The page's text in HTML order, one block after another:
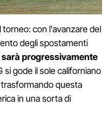
con l'avanzare del
degli spostamenti
progressivamente
si gode il sole californiano
questa
in una sorta di